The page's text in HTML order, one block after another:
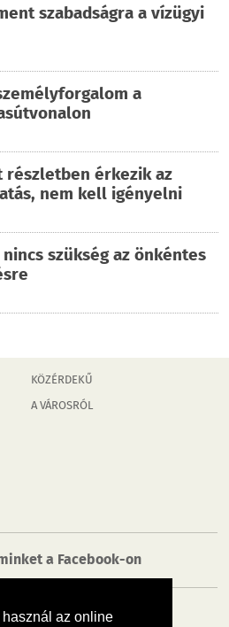
az online
szabadságra a vízügyi
a
részletben érkezik az
nem kell igényelni
szükség az önkéntes
KÖZÉRDEKŰ
A VÁROSRÓL
a Facebook-on